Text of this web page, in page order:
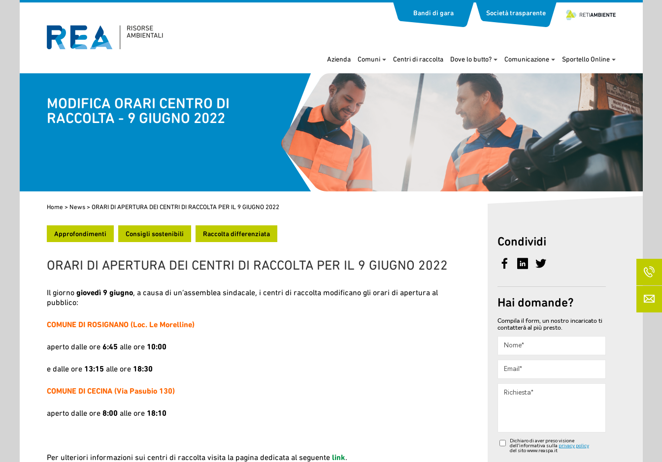
Bandi di gara Società trasparente
Azienda Comuni Centri di raccolta Dove lo butto? Comunicazione Sportello Online
MODIFICA ORARI CENTRO DI
RACCOLTA - 9 GIUGNO 2022
Home > News> ORARI DI APERTURA DEI CENTRI DI RACCOLTA PER IL 9 GIUGNO 2022
Approfondimenti Consigli sostenibili Raccolta differenziata
ORARI DI APERTURA DEI CENTRI DI RACCOLTA PER IL 9 GIUGNO 2022
Il giorno giovedì 9 giugno, a causa di un’assemblea sindacale, i centri di raccolta modificano gli orari di apertura al
pubblico:
COMUNE DI ROSIGNANO (Loc. Le Morelline)
aperto dalle ore 6:45 alle ore 10:00
e dalle ore 13:15 alle ore 18:30
COMUNE DI CECINA (Via Pasubio 130)
aperto dalle ore 8:00 alle ore 18:10
Per ulteriori informazioni sui centri di raccolta visita la pagina dedicata al seguente link.
Condividi
Hai domande?
Compila il form, un nostro incaricato ti
contatterà al più presto.
Dichiaro di aver preso visione
dell'informativa sulla privacy policy
del sito www.reaspa.it